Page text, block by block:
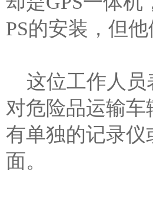
PS的安装，但
这位工作人
对危险品运输
有单独的记录仪
面。